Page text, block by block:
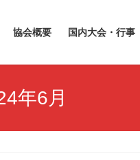
協会概要 国内大会・行事
年6月